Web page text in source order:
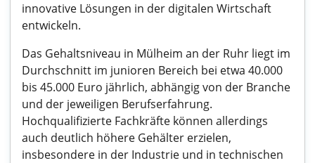
innovative Lösungen in der digitalen Wirtschaft
entwickeln.
Das Gehaltsniveau in Mülheim an der Ruhr liegt im
Durchschnitt im junioren Bereich bei etwa 40.000
bis 45.000 Euro jährlich, abhängig von der Branche
und der jeweiligen Berufserfahrung.
Hochqualifizierte Fachkräfte können allerdings
auch deutlich höhere Gehälter erzielen,
insbesondere in der Industrie und in technischen